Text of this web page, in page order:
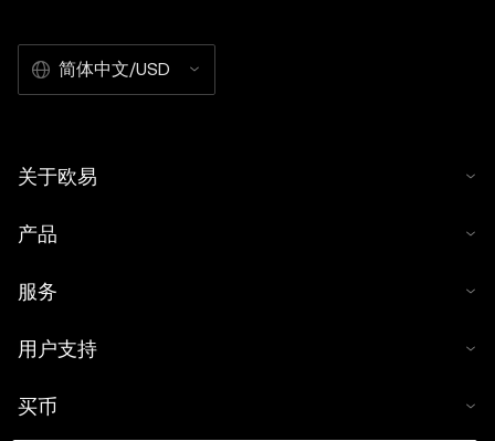
简体中文/USD
关于欧易
产品
服务
用户支持
买币